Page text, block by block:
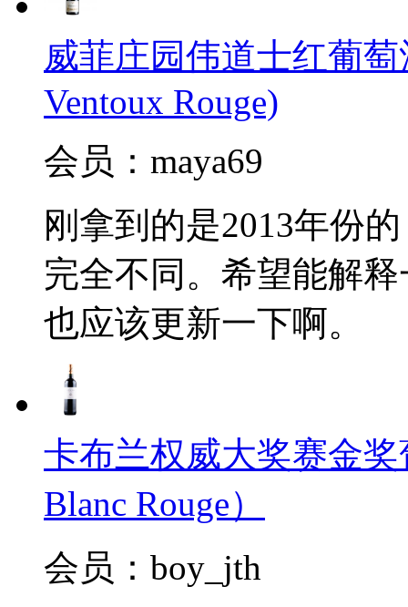
威菲庄园伟道士红葡萄
Ventoux Rouge)
会员：maya69
刚拿到的是2013年份
完全不同。希望能解
也应该更新一下啊。
卡布兰权威大奖赛金奖
Blanc Rouge）
会员：boy_jth